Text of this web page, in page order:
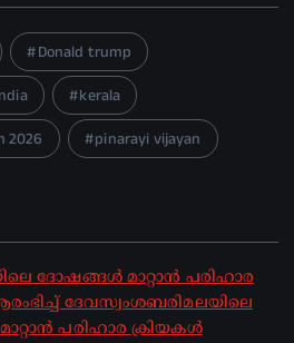
Donald trump
kerala
2026
pinarayi vijayan
ദോഷങ്ങൾ മാറ്റാൻ പരിഹാര
ദേവസ്വംശബരിമലയിലെ
പരിഹാര ക്രിയകൾ